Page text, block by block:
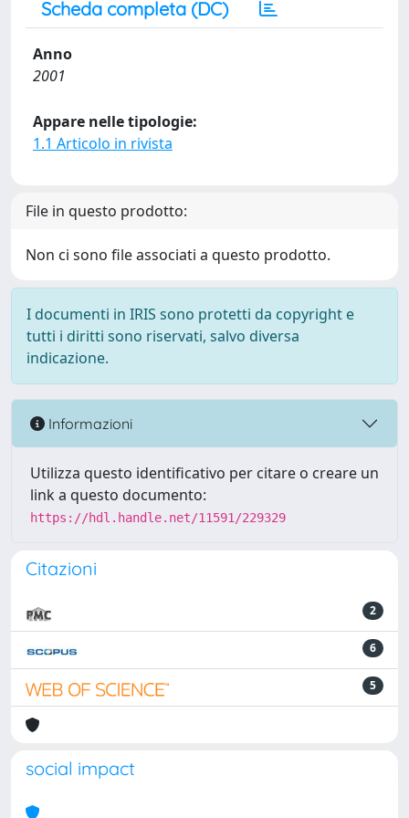
Scheda completa (DC)
Anno
2001
Appare nelle tipologie:
1.1 Articolo in rivista
File in questo prodotto:
Non ci sono file associati a questo prodotto.
I documenti in IRIS sono protetti da copyright e
tutti i diritti sono riservati, salvo diversa
indicazione.
Informazioni
Utilizza questo identificativo per citare o creare un
link a questo documento:
https://hdl.handle.net/11591/229329
Citazioni
2
6
5
social impact